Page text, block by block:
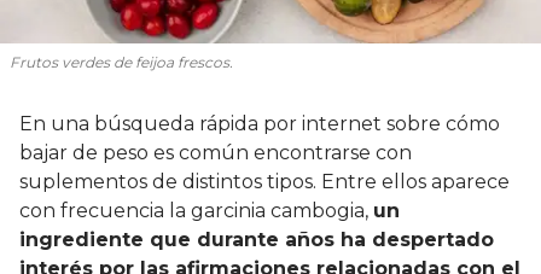
Frutos verdes de feijoa frescos.
En una búsqueda rápida por internet sobre cómo
bajar de peso es común encontrarse con
suplementos de distintos tipos. Entre ellos aparece
con frecuencia la garcinia cambogia, un
ingrediente que durante años ha despertado
interés por las afirmaciones relacionadas con el